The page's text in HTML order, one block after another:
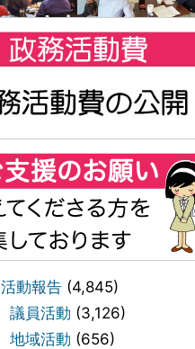
活動報告 (4,845)
議員活動 (3,126)
地域活動 (656)